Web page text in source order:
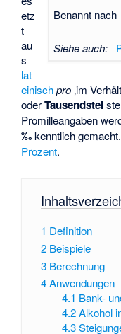
Benannt nach
Siehe auch:
etz
t
au
s
lat
einisch pro ‚im
oderTausendstel
Promilleangaben
‰kenntlich
Prozent.
1 Definition
2 Beispiele
3 Berechnung
4Anwendungen
4.1 Bank-
4.2 Alkohol
4.3